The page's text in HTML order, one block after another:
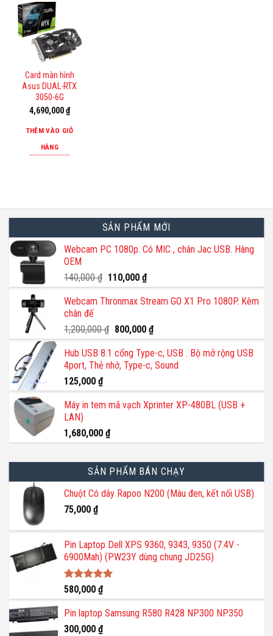
Card màn hình
Asus DUAL-RTX
3050-6G
4,690,000₫
THÊM VÀO GIỎ
HÀNG
SẢN PHẨM MỚI
Webcam PC 1080p. Có MIC , chân Jac USB. Hàng
OEM
140,000₫ Giá
gốc
là:
110,000 ₫Giá
hiện
tại
110,000 ₫.
Webcam Thronmax Stream GO X1 Pro 1080P. Kèm
chân đế
1,200,000₫ Giá
gốc
là:
1,200,000 ₫.
800,000 ₫Giá
hiện
tại
là:
Hub USB 8.1 cổng Type-c, USB . Bộ mở rộng USB
4port, Thẻ nhớ, Type-c, Sound
125,000 ₫
Máy in tem mã vạch Xprinter XP-480BL (USB +
LAN)
1,680,000 ₫
SẢN PHẨM BÁN CHẠY
Chuột Có dây Rapoo N200 (Màu đen, kết nối USB)
75,000 ₫
Pin Laptop Dell XPS 9360, 9343, 9350 (7.4V -
6900Mah) (PW23Y dùng chung JD25G)
Được xếp
hạng5.00
5 sao
580,000 ₫
Pin laptop Samsung R580 R428 NP300 NP350
300,000 ₫